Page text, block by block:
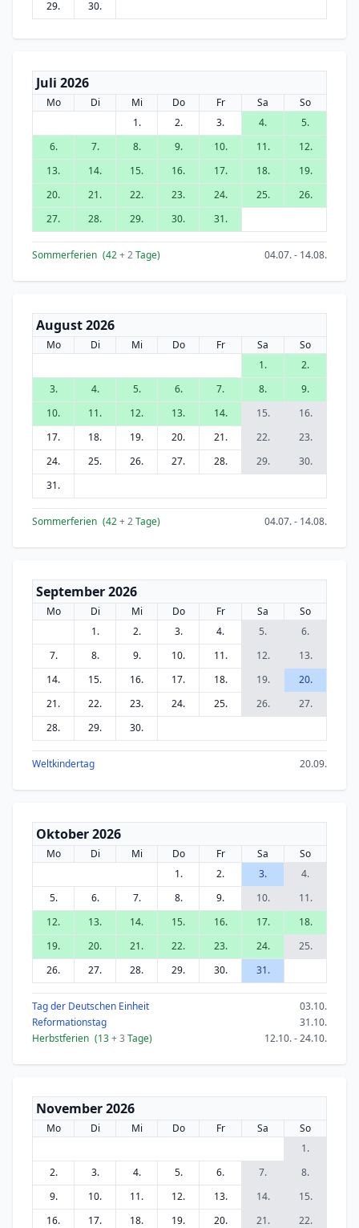
29. 30.
Juli 2026
Mo Di Mi Do Fr Sa
So
1.
2. 3. 4.
5.
6.
7. 8. 9. 10. 11.
12.
13.
14. 15. 16. 17. 18.
19.
20.
21. 22. 23. 24. 25.
26.
27.
28. 29. 30. 31.
Sommerferien (42+ 2Tage) 04.07. - 14.08.
August 2026
Mo Di Mi Do Fr Sa
So
1.
2.
3.
4. 5. 6. 7. 8.
9.
10.
11. 12. 13. 14. 15.
16.
17.
18. 19. 20. 21. 22.
23.
24.
25. 26. 27. 28. 29.
30.
31.
Sommerferien (42+ 2Tage) 04.07. - 14.08.
September 2026
Mo Di Mi Do Fr Sa
So
1.
2. 3. 4. 5.
6.
7.
8. 9. 10. 11. 12.
13.
14.
15. 16. 17. 18. 19.
20.
21.
22. 23. 24. 25. 26.
27.
28.
29. 30.
Weltkindertag 20.09.
Oktober 2026
Mo Di Mi Do Fr Sa
So
1.
2. 3.
4.
5.
6. 7. 8. 9. 10.
11.
12.
13. 14. 15. 16. 17.
18.
19.
20. 21. 22. 23. 24.
25.
26.
27. 28. 29. 30. 31.
Tag der Deutschen Einheit
03.10.
Reformationstag
31.10.
Herbstferien (13+ 3 Tage) 12.10. - 24.10.
November 2026
Mo Di Mi Do Fr Sa
So
1.
2.
3. 4. 5. 6. 7.
8.
9.
10. 11. 12. 13. 14.
15.
16.
17. 18. 19. 20. 21.
22.